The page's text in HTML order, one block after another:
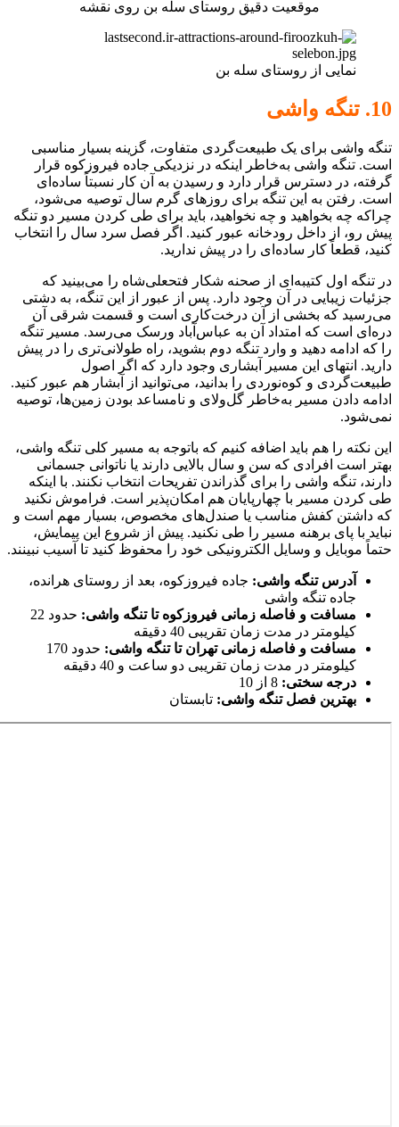
موقعیت دقیق روستای سله بن روی نقشه
نمایی از روستای سله بن
10. تنگه واشی
تنگه واشی برای یک طبیعت‌گردی متفاوت، گزینه بسیار مناسبی
است. تنگه واشی به‌خاطر اینکه در نزدیکی جاده فیروزکوه قرار
گرفته، در دسترس قرار دارد و رسیدن به آن کار نسبتاً ساده‌ای
است. رفتن به این تنگه برای روزهای گرم سال توصیه می‌شود،
چراکه چه بخواهید و چه نخواهید، باید برای طی کردن مسیر دو تنگه
پیش رو، از داخل رودخانه عبور کنید. اگر فصل سرد سال را انتخاب
کنید، قطعاً کار ساده‌ای را در پیش ندارید.
در تنگه اول کتیبه‌ای از صحنه شکار فتحعلی‌شاه را می‌بینید که
جزئیات زیبایی در آن وجود دارد. پس از عبور از این تنگه، به دشتی
می‌رسید که بخشی از آن درخت‌کاری است و قسمت شرقی آن
دره‌ای است که امتداد آن به عباس‌آباد ورسک می‌رسد. مسیر تنگه
را که ادامه دهید و وارد تنگه دوم بشوید، راه طولانی‌تری را در پیش
دارید. انتهای این مسیر آبشاری وجود دارد که اگر اصول
طبیعت‌گردی و کوه‌نوردی را بدانید، می‌توانید از آبشار هم عبور کنید.
ادامه دادن مسیر به‌خاطر گل‌ولای و نامساعد بودن زمین‌ها، توصیه
نمی‌شود.
این نکته را هم باید اضافه کنیم که باتوجه به مسیر کلی تنگه واشی،
بهتر است افرادی که سن و سال بالایی دارند یا ناتوانی جسمانی
دارند، تنگه واشی را برای گذراندن تفریحات انتخاب نکنند. با اینکه
طی کردن مسیر با چهارپایان هم امکان‌پذیر است. فراموش نکنید
که داشتن کفش مناسب یا صندل‌های مخصوص، بسیار مهم است و
نباید با پای برهنه مسیر را طی نکنید. پیش از شروع این پیمایش،
حتماً موبایل و وسایل الکترونیکی خود را محفوظ کنید تا آسیب نبینند.
آدرس تنگه واشی: جاده فیروزکوه، بعد از روستای هرانده،
جاده تنگه واشی
مسافت و فاصله زمانی فیروزکوه تا تنگه واشی:
حدود 22
کیلومتر در مدت زمان تقریبی 40 دقیقه
مسافت و فاصله زمانی تهران تا تنگه واشی:
حدود 170
کیلومتر در مدت زمان تقریبی دو ساعت و 40 دقیقه
درجه سختی:
بهترین فصل تنگه واشی: تابستان